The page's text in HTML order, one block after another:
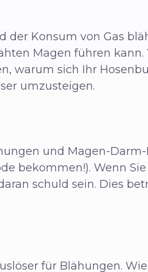
der Konsum von Gas
Magen führen kann.
warum sich Ihr
umzusteigen.
und Magen-
bekommen!). Wenn
schuld sein. Dies
für Blähungen. Wie